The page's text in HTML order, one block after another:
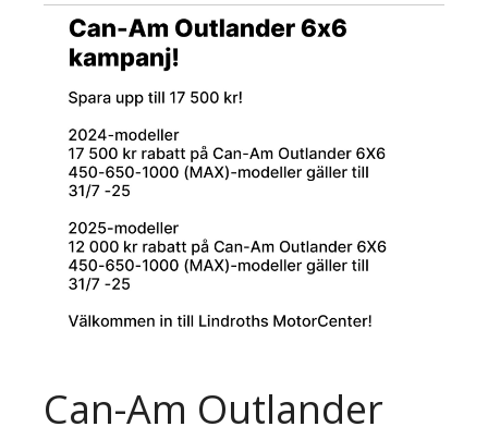
Can-Am Outlander